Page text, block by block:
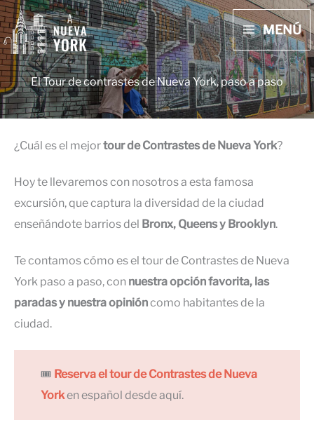
Ir
al
contenido
MAIN
MENU
MENÚ
El Tour de contrastes de Nueva York, paso a paso
¿Cuál es el mejortour de Contrastes de Nueva York?
Hoy te llevaremos con nosotros a esta famosa
excursión, que captura la diversidad de la ciudad
enseñándote barrios del Bronx, Queens y Brooklyn.
Te contamos cómo es el tour de Contrastes de Nueva
York paso a paso, con nuestra opción favorita, las
paradas y nuestra opinióncomo habitantes de la
ciudad.
🎟 Reserva el tour de Contrastes de Nueva
Yorken español desde aquí.